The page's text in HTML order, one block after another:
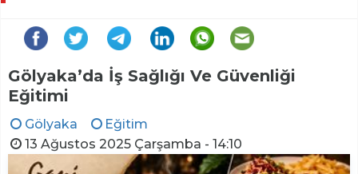
Gölyaka’da İş Sağlığı Ve Güvenliği
Eğitimi
Gölyaka
Eğitim
13 Ağustos 2025 Çarşamba - 14:10